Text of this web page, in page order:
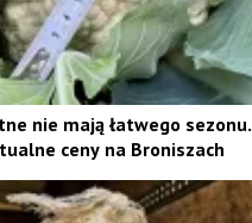
nie mają łatwego sezonu.
ceny na Broniszach